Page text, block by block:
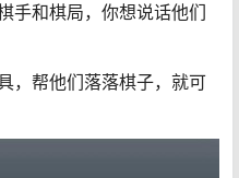
手和棋局，你想说话他们
，帮他们落落棋子，就可